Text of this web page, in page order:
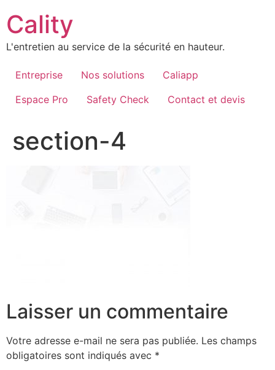
au
contenu
Cality
L'entretien au service de la sécurité en hauteur.
Entreprise Nos solutions
Caliapp
Espace Pro
Safety Check Contact et devis
section-4
Laisser un commentaire
Votre adresse e-mail ne sera pas publiée. Les champs
obligatoires sont indiqués avec *